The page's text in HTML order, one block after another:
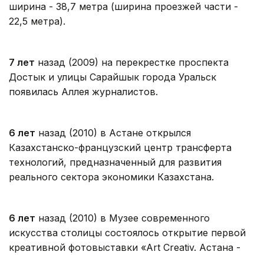
ширина - 38,7 метра (ширина проезжей части -
22,5 метра).
7 лет назад (2009) на перекрестке проспекта
Достык и улицы Сарайшык города Уральск
появилась Аллея журналистов.
6 лет назад (2010) в Астане открылся
Казахстанско-французский центр трансферта
технологий, предназначенный для развития
реального сектора экономики Казахстана.
6 лет назад (2010) в Музее современного
искусства столицы состоялось открытие первой
креативной фотовыставки «Art Creativ. Астана -